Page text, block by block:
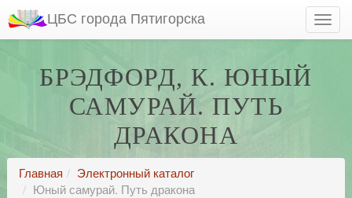
ЦБС города Пятигорска
БРЭДФОРД, К. ЮНЫЙ
САМУРАЙ. ПУТЬ
ДРАКОНА
Главная
Электронный каталог
Юный самурай. Путь дракона